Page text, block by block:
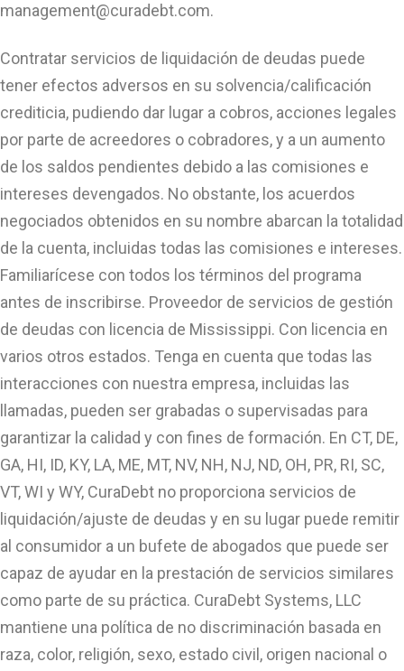
management@curadebt.com.
Contratar servicios de liquidación de deudas puede
tener efectos adversos en su solvencia/calificación
crediticia, pudiendo dar lugar a cobros, acciones legales
por parte de acreedores o cobradores, y a un aumento
de los saldos pendientes debido a las comisiones e
intereses devengados. No obstante, los acuerdos
negociados obtenidos en su nombre abarcan la totalidad
de la cuenta, incluidas todas las comisiones e intereses.
Familiarícese con todos los términos del programa
antes de inscribirse. Proveedor de servicios de gestión
de deudas con licencia de Mississippi. Con licencia en
varios otros estados. Tenga en cuenta que todas las
interacciones con nuestra empresa, incluidas las
llamadas, pueden ser grabadas o supervisadas para
garantizar la calidad y con fines de formación. En CT, DE,
GA, HI, ID, KY, LA, ME, MT, NV, NH, NJ, ND, OH, PR, RI, SC,
VT, WI y WY, CuraDebt no proporciona servicios de
liquidación/ajuste de deudas y en su lugar puede remitir
al consumidor a un bufete de abogados que puede ser
capaz de ayudar en la prestación de servicios similares
como parte de su práctica. CuraDebt Systems, LLC
mantiene una política de no discriminación basada en
raza, color, religión, sexo, estado civil, origen nacional o